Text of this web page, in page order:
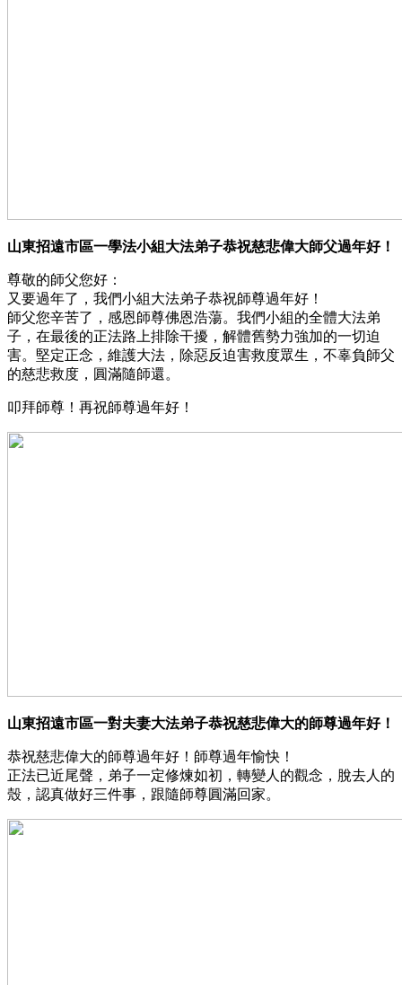
山東招遠市區一學法小組大法弟子恭祝慈悲偉大師父過年好！
尊敬的師父您好：
又要過年了，我們小組大法弟子恭祝師尊過年好！
師父您辛苦了，感恩師尊佛恩浩蕩。我們小組的全體大法弟
子，在最後的正法路上排除干擾，解體舊勢力強加的一切迫
害。堅定正念，維護大法，除惡反迫害救度眾生，不辜負師父
的慈悲救度，圓滿隨師還。
叩拜師尊！再祝師尊過年好！
山東招遠市區一對夫妻大法弟子恭祝慈悲偉大的師尊過年好！
恭祝慈悲偉大的師尊過年好！師尊過年愉快！
正法已近尾聲，弟子一定修煉如初，轉變人的觀念，脫去人的
殼，認真做好三件事，跟隨師尊圓滿回家。